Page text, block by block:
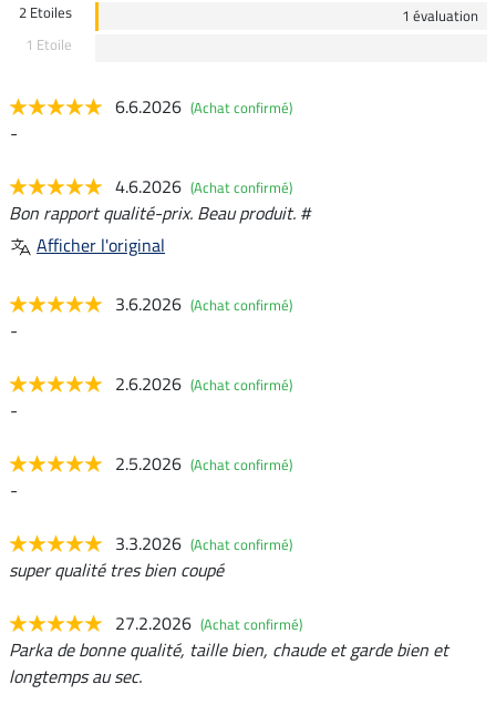
2 Etoiles
1 évaluation
1 Etoile
6.6.2026 (Achat confirmé)
-
4.6.2026 (Achat confirmé)
Bon rapport qualité-prix. Beau produit. #
Afficher l'original
3.6.2026 (Achat confirmé)
-
2.6.2026 (Achat confirmé)
-
2.5.2026 (Achat confirmé)
-
3.3.2026 (Achat confirmé)
super qualité tres bien coupé
27.2.2026 (Achat confirmé)
Parka de bonne qualité, taille bien, chaude et garde bien et
longtemps au sec.